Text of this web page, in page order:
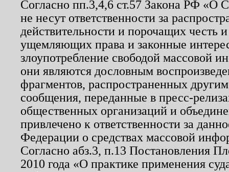
Согласно пп.3,4,6 ст.57 Закона РФ «О
не несут ответственности за
действительности и порочащих честь
ущемляющих права и законные
злоупотребление свободой массовой
они являются дословным
фрагментов, распространенных
сообщения, переданные в пресс-
общественных организаций и
привлечено к ответственности за
Федерации о средствах массовой
Согласно абз.3, п.13 Постановления
2010 года «О практике применения